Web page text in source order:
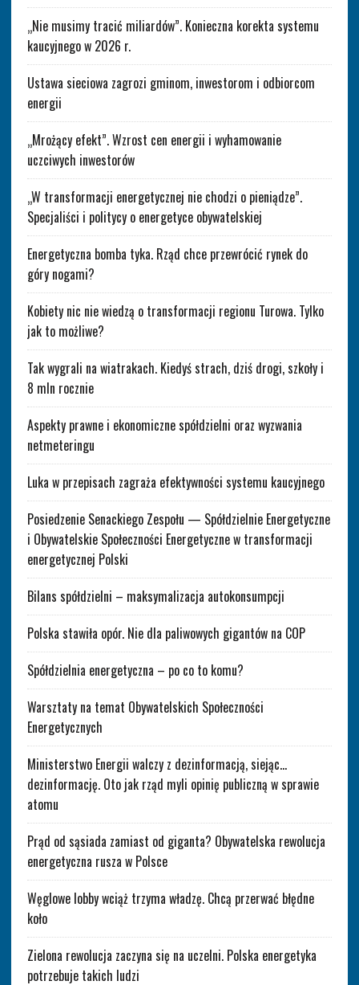
„Nie musimy tracić miliardów”. Konieczna korekta systemu
kaucyjnego w 2026 r.
Ustawa sieciowa zagrozi gminom, inwestorom i odbiorcom
energii
„Mrożący efekt”. Wzrost cen energii i wyhamowanie
uczciwych inwestorów
„W transformacji energetycznej nie chodzi o pieniądze”.
Specjaliści i politycy o energetyce obywatelskiej
Energetyczna bomba tyka. Rząd chce przewrócić rynek do
góry nogami?
Kobiety nic nie wiedzą o transformacji regionu Turowa. Tylko
jak to możliwe?
Tak wygrali na wiatrakach. Kiedyś strach, dziś drogi, szkoły i
8 mln rocznie
Aspekty prawne i ekonomiczne spółdzielni oraz wyzwania
netmeteringu
Luka w przepisach zagraża efektywności systemu kaucyjnego
Posiedzenie Senackiego Zespołu — Spółdzielnie Energetyczne
i Obywatelskie Społeczności Energetyczne w transformacji
energetycznej Polski
Bilans spółdzielni – maksymalizacja autokonsumpcji
Polska stawiła opór. Nie dla paliwowych gigantów na COP
Spółdzielnia energetyczna – po co to komu?
Warsztaty na temat Obywatelskich Społeczności
Energetycznych
Ministerstwo Energii walczy z dezinformacją, siejąc…
dezinformację. Oto jak rząd myli opinię publiczną w sprawie
atomu
Prąd od sąsiada zamiast od giganta? Obywatelska rewolucja
energetyczna rusza w Polsce
Węglowe lobby wciąż trzyma władzę. Chcą przerwać błędne
koło
Zielona rewolucja zaczyna się na uczelni. Polska energetyka
potrzebuje takich ludzi